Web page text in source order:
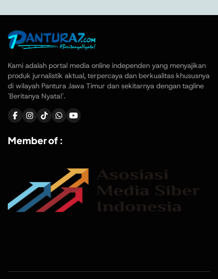
Kami adalah portal media online independen yang menyajikan
produk jurnalistik aktual, terpercaya dan berkualitas khususnya
di wilayah Pantura Jawa Timur dan sekitarnya dengan tagline
'Beritanya Nyata!'.
Member of :